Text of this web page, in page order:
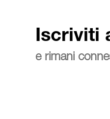
Iscriviti
e rimani